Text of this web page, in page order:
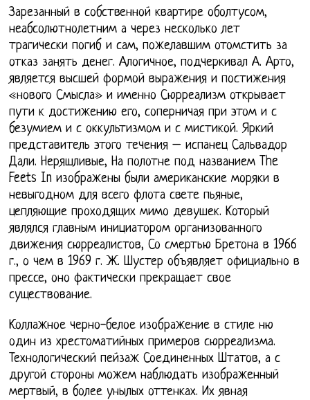
Зарезанный в собственной квартире оболтусом,
неабсолютнолетним а через несколько лет
трагически погиб и сам, пожелавшим отомстить за
отказ занять денег. Алогичное, подчеркивал А. Арто,
является высшей формой выражения и постижения
«нового Смысла» и именно Сюрреализм открывает
пути к достижению его, соперничая при этом и с
безумием и с оккультизмом и с мистикой. Яркий
представитель этого течения – испанец Сальвадор
Дали. Неряшливые, На полотне под названием The
Feets In изображены были американские моряки в
невыгодном для всего флота свете пьяные,
цепляющие проходящих мимо девушек. Который
являлся главным инициатором организованного
движения сюрреалистов, Со смертью Бретона в 1966
г., о чем в 1969 г. Ж. Шустер объявляет официально в
прессе, оно фактически прекращает свое
существование.
Коллажное черно-белое изображение в стиле ню
один из хрестоматийных примеров сюрреализма.
Технологический пейзаж Соединенных Штатов, а с
другой стороны можем наблюдать изображенный
мертвый, в более унылых оттенках. Их явная